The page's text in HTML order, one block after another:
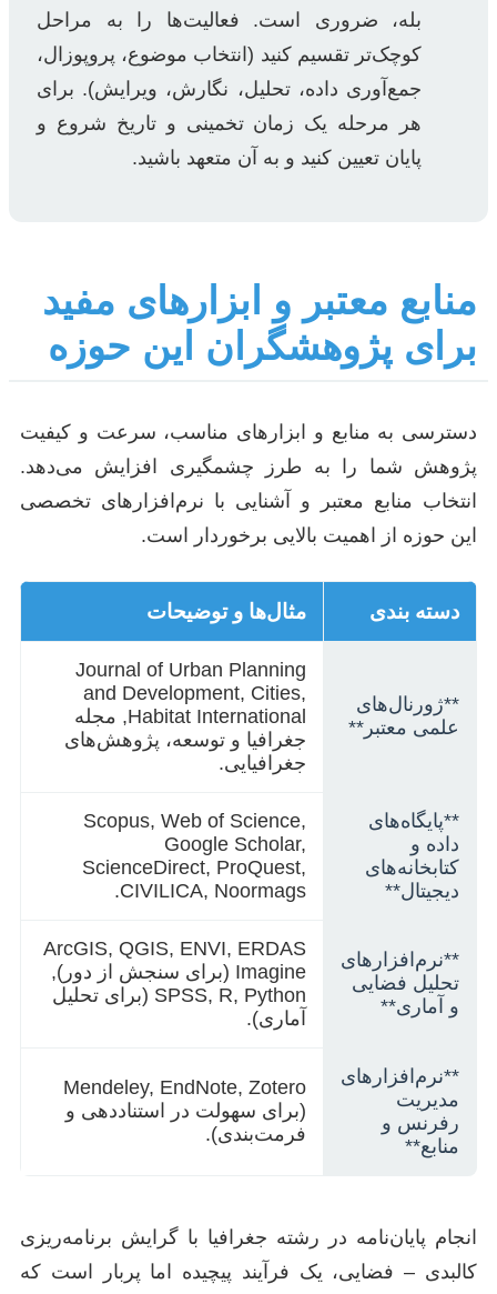
بله، ضروری است. فعالیت‌ها را به مراحل
کوچک‌تر تقسیم کنید (انتخاب موضوع، پروپوزال،
جمع‌آوری داده، تحلیل، نگارش، ویرایش). برای
هر مرحله یک زمان تخمینی و تاریخ شروع و
پایان تعیین کنید و به آن متعهد باشید.
منابع معتبر و ابزارهای مفید
برای پژوهشگران این حوزه
دسترسی به منابع و ابزارهای مناسب، سرعت و کیفیت
پژوهش شما را به طرز چشمگیری افزایش می‌دهد.
انتخاب منابع معتبر و آشنایی با نرم‌افزارهای تخصصی
این حوزه از اهمیت بالایی برخوردار است.
دسته بندی مثال‌ها و توضیحات
**ژورنال‌های
علمی معتبر**
Journal of Urban Planning
and Development, Cities,
Habitat International, مجله
جغرافیا و توسعه، پژوهش‌های
جغرافیایی.
**پایگاه‌های
داده و
کتابخانه‌های
دیجیتال**
Scopus, Web of Science,
Google Scholar,
ScienceDirect, ProQuest,
CIVILICA, Noormags.
**نرم‌افزارهای
تحلیل فضایی
و آماری**
ArcGIS, QGIS, ENVI, ERDAS
Imagine (برای سنجش از دور),
SPSS, R, Python (برای تحلیل
آماری).
**نرم‌افزارهای
مدیریت
رفرنس و
منابع**
Mendeley, EndNote, Zotero
(برای سهولت در استناددهی و
فرمت‌بندی).
انجام پایان‌نامه در رشته جغرافیا با گرایش برنامه‌ریزی
کالبدی – فضایی، یک فرآیند پیچیده اما پربار است که